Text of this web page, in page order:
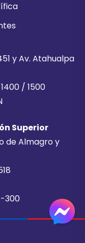
y Av. Atahualpa
/ 1500
Superior
de Almagro y
300